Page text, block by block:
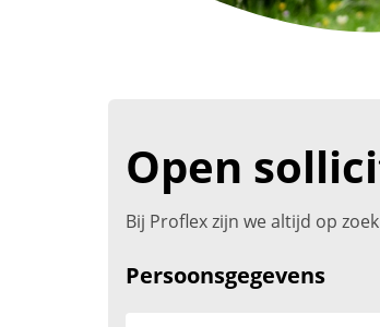
Open
Bij Proflex zijn we altijd op
Persoonsgegevens